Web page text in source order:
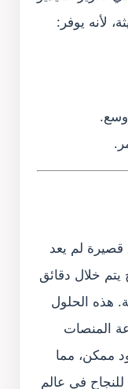
لأنه يوفر:
قصيرة لم يعد
خلال دقائق
هذه الحلول
المنصات
ممكن، مما
في عالم